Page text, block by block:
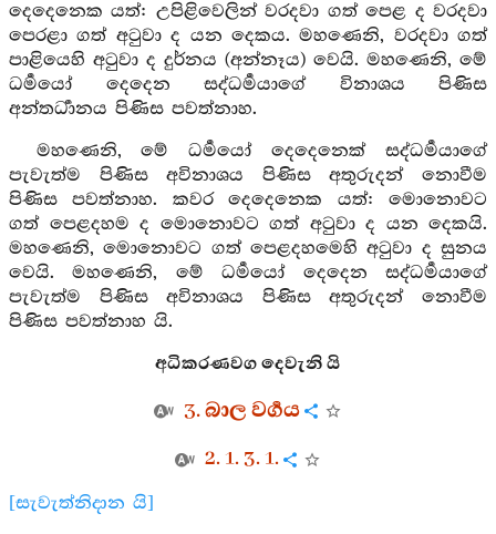
දෙදෙනෙක යත්: උපිළිවෙලින් වරදවා ගත් පෙළ ද වරදවා
පෙරළා ගත් අටුවා ද යන දෙකය. මහණෙනි, වරදවා ගත්
පාළියෙහි අටුවා ද දුර්නය (අන්නෑය) වෙයි. මහණෙනි, මේ
ධර්‍මයෝ දෙදෙන සද්ධර්‍මයාගේ විනාශය පිණිස
අන්තර්‍ධානය පිණිස පවත්නාහ.
මහණෙනි, මේ ධර්‍මයෝ දෙදෙනෙක් සද්ධර්‍මයාගේ
පැවැත්ම පිණිස අවිනාශය පිණිස අතුරුදන් නොවීම
පිණිස පවත්නාහ. කවර දෙදෙනෙක යත්: මොනොවට
ගත් පෙළදහම ද මොනොවට ගත් අටුවා ද යන දෙකයි.
මහණෙනි, මොනොවට ගත් පෙළදහමෙහි අටුවා ද සුනය
වෙයි. මහණෙනි, මේ ධර්‍මයෝ දෙදෙන සද්ධර්‍මයාගේ
පැවැත්ම පිණිස අවිනාශය පිණිස අතුරුදන් නොවීම
පිණිස පවත්නාහ යි.
අධිකරණවග දෙවැනි යි
3. බාල වර්‍ගය
2. 1. 3. 1.
[සැවැත්නිදාන යි]